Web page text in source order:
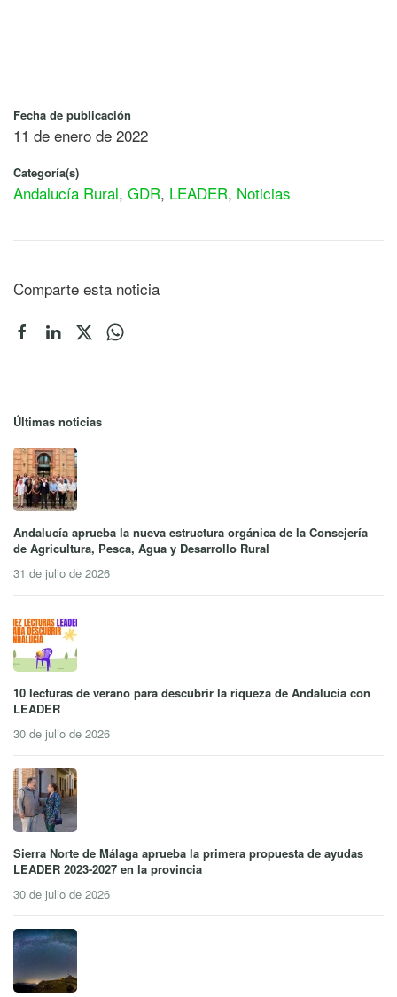
Fecha de publicación
11 de enero de 2022
Categoría(s)
Andalucía Rural, GDR, LEADER, Noticias
Comparte esta noticia
Últimas noticias
Andalucía aprueba la nueva estructura orgánica de la Consejería
de Agricultura, Pesca, Agua y Desarrollo Rural
31 de julio de 2026
10 lecturas de verano para descubrir la riqueza de Andalucía con
LEADER
30 de julio de 2026
Sierra Norte de Málaga aprueba la primera propuesta de ayudas
LEADER 2023-2027 en la provincia
30 de julio de 2026